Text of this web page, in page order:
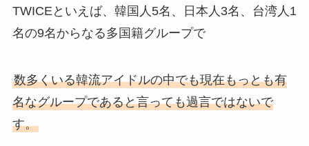
TWICEといえば、韓国人5名、日本人3名、台湾人1
名の9名からなる多国籍グループで
数多くいる韓流アイドルの中でも現在もっとも有
名なグループであると言っても過言ではないで
す。